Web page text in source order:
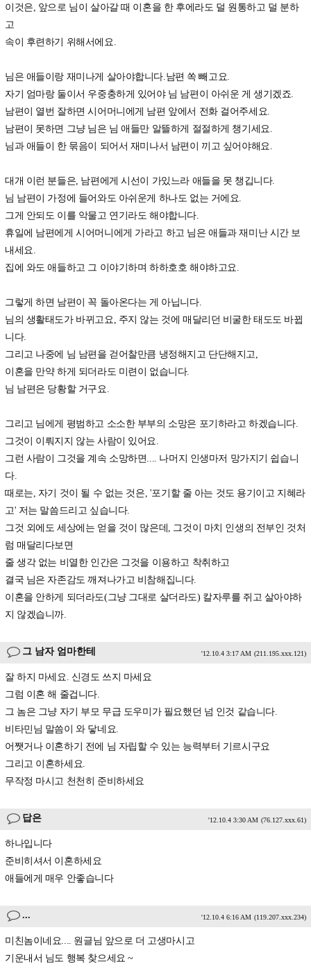
이것은, 앞으로 님이 살아갈 때 이혼을 한 후에라도 덜 원통하고 덜 분하
고
속이 후련하기 위해서에요.
님은 애들이랑 재미나게 살아야합니다.남편 쏙 빼고요.
자기 엄마랑 둘이서 우중충하게 있어야 님 남편이 아쉬운 게 생기겠죠.
남편이 열번 잘하면 시어머니에게 남편 앞에서 전화 걸어주세요.
남편이 못하면 그냥 님은 님 애들만 알뜰하게 절절하게 챙기세요.
님과 애들이 한 묶음이 되어서 재미나서 남편이 끼고 싶어야해요.
대개 이런 분들은, 남편에게 시선이 가있느라 애들을 못 챙깁니다.
님 남편이 가정에 들어와도 아쉬운게 하나도 없는 거에요.
그게 안되도 이를 악물고 연기라도 해야합니다.
휴일에 남편에게 시어머니에게 가라고 하고 님은 애들과 재미난 시간 보
내세요.
집에 와도 애들하고 그 이야기하며 하하호호 해야하고요.
그렇게 하면 남편이 꼭 돌아온다는 게 아닙니다.
님의 생활태도가 바뀌고요, 주지 않는 것에 매달리던 비굴한 태도도 바뀝
니다.
그리고 나중에 님 남편을 걷어찰만큼 냉정해지고 단단해지고,
이혼을 만약 하게 되더라도 미련이 없습니다.
님 남편은 당황할 거구요.
그리고 님에게 평범하고 소소한 부부의 소망은 포기하라고 하겠습니다.
그것이 이뤄지지 않는 사람이 있어요.
그런 사람이 그것을 계속 소망하면.... 나머지 인생마저 망가지기 쉽습니
다.
때로는, 자기 것이 될 수 없는 것은, '포기할 줄 아는 것도 용기이고 지혜라
고' 저는 말씀드리고 싶습니다.
그것 외에도 세상에는 얻을 것이 많은데, 그것이 마치 인생의 전부인 것처
럼 매달리다보면
줄 생각 없는 비열한 인간은 그것을 이용하고 착취하고
결국 님은 자존감도 깨져나가고 비참해집니다.
이혼을 안하게 되더라도(그냥 그대로 살더라도) 칼자루를 쥐고 살아야하
지 않겠습니까.
그 남자 엄마한테 '12.10.4 3:17 AM (211.195.xxx.121)
잘 하지 마세요. 신경도 쓰지 마세요
그럼 이혼 해 줄겁니다.
그 놈은 그냥 자기 부모 무급 도우미가 필요했던 넘 인것 같습니다.
비타민님 말씀이 와 닿네요.
어쨋거나 이혼하기 전에 님 자립할 수 있는 능력부터 기르시구요
그리고 이혼하세요.
무작정 마시고 천천히 준비하세요
답은 '12.10.4 3:30 AM (76.127.xxx.61)
하나입니다
준비히셔서 이혼하세요
애들에게 매우 안좋습니다
... '12.10.4 6:16 AM (119.207.xxx.234)
미친놈이네요.... 원글님 앞으로 더 고생마시고
기운내서 님도 행복 찾으세요 ~